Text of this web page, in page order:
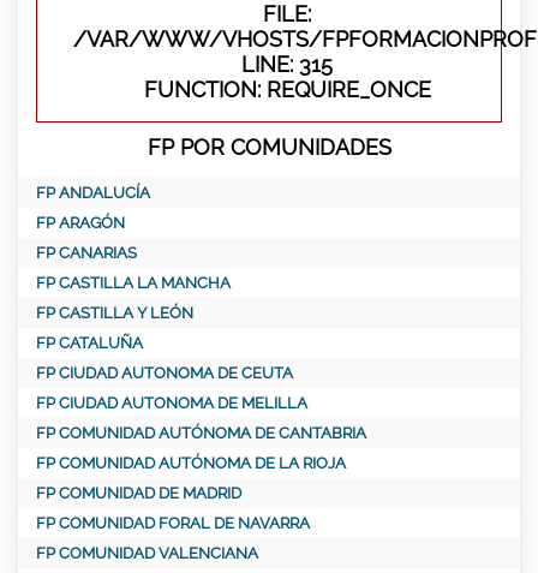
FILE:
/VAR/WWW/VHOSTS/
LINE: 315
FUNCTION: REQUIRE_ONCE
FP POR COMUNIDADES
FP ANDALUCÍA
FP ARAGÓN
FP CANARIAS
FP CASTILLA LA MANCHA
FP CASTILLA Y LEÓN
FP CATALUÑA
FP CIUDAD AUTONOMA DE CEUTA
FP CIUDAD AUTONOMA DE MELILLA
FP COMUNIDAD AUTÓNOMA DE CANTABRIA
FP COMUNIDAD AUTÓNOMA DE LA RIOJA
FP COMUNIDAD DE MADRID
FP COMUNIDAD FORAL DE NAVARRA
FP COMUNIDAD VALENCIANA